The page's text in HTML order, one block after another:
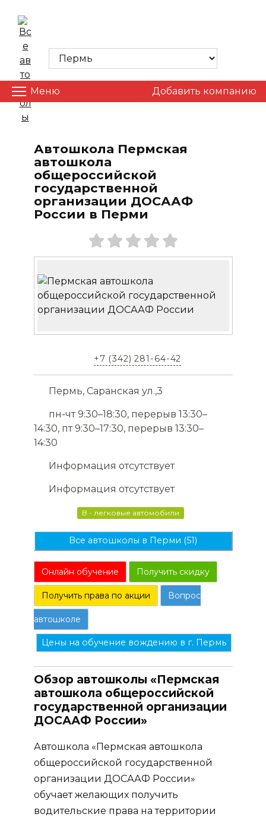
content
Меню Добавить компанию
Автошкола Пермская
автошкола
общероссийской
государственной
организации ДОСААФ
России в Перми
+7 (342) 281-64-42
Пермь, Саранская ул.,3
пн-чт 9:30–18:30, перерыв 13:30–
14:30, пт 9:30–17:30, перерыв 13:30–
14:30
Информация отсутствует
Информация отсутствует
B - легковые автомобили
Все автошколы в Перми (51)
Онлайн обучение Получить скидку
Получить права по акции Вопрос
автошколе
Цены на обучение вождению в г. Пермь
Обзор автошколы «Пермская
автошкола общероссийской
государственной организации
ДОСААФ России»
Автошкола «Пермская автошкола
общероссийской государственной
организации ДОСААФ России»
обучает желающих получить
водительские права на территории